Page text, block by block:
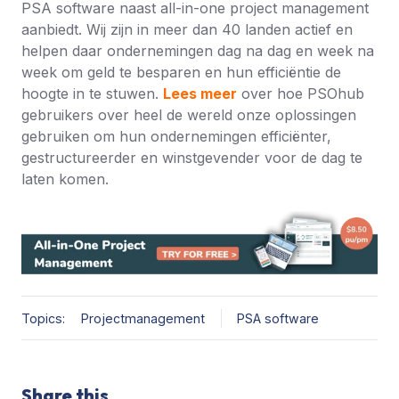
PSA software naast all-in-one project management
aanbiedt. Wij zijn in meer dan 40 landen actief en
helpen daar ondernemingen dag na dag en week na
week om geld te besparen en hun efficiëntie de
hoogte in te stuwen. Lees meer over hoe PSOhub
gebruikers over heel de wereld onze oplossingen
gebruiken om hun ondernemingen efficiënter,
gestructureerder en winstgevender voor de dag te
laten komen.
Topics: Projectmanagement PSA software